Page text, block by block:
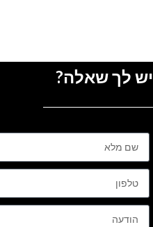
יש לך שאלה?